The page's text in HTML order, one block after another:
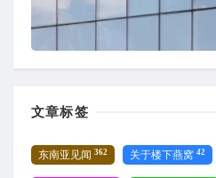
文章标签
东南亚见闻 362 关于楼下燕窝 42